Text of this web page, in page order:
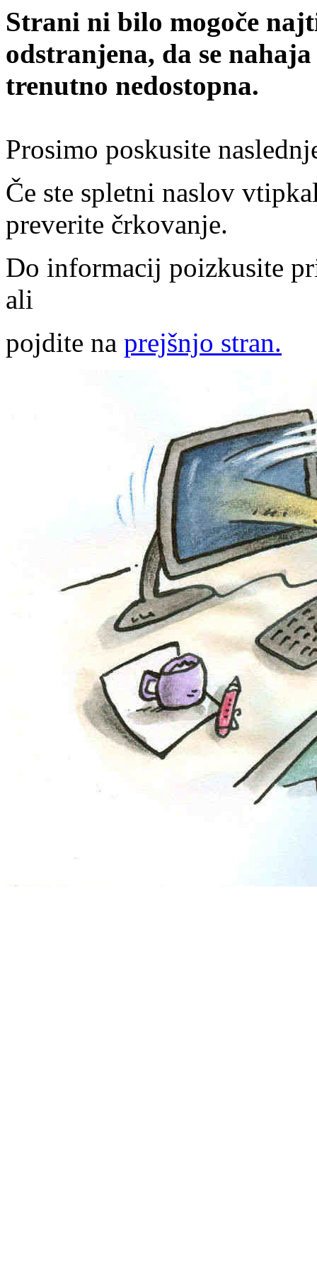
Strani ni bilo mogoče
odstranjena, da se
trenutno nedostopna.
Prosimo poskusite
Če ste spletni naslov
preverite črkovanje.
Do informacij poizkusite
ali
pojdite na prejšnjo stran.